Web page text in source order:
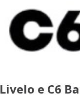
Livelo e C6